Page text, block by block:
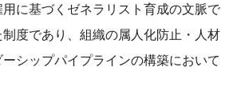
用に基づくゼネラリスト育成の文脈で
度であり、組織の属人化防止・人材
シップパイプラインの構築において